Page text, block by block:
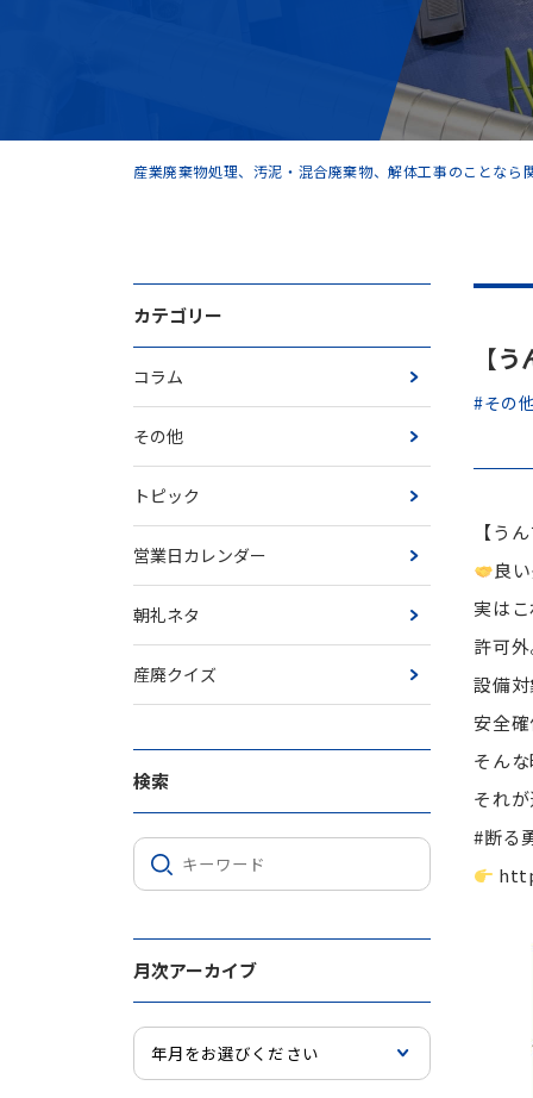
産業廃棄物処理、汚泥・混合廃棄物、解体工事のことなら
カテゴリー
コラム
その他
トピック
営業日カレンダー
朝礼ネタ
産廃クイズ
検索
月次アーカイブ
【
#その
【う
良
実は
許可
設備
安全
そん
それ
#断る